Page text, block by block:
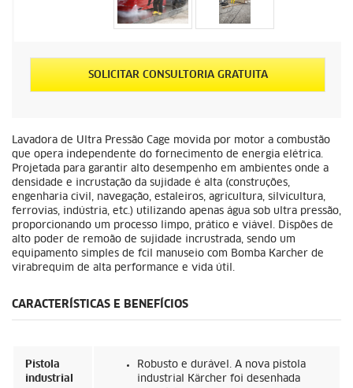
SOLICITAR CONSULTORIA GRATUITA
Lavadora de Ultra Pressão Cage movida por motor a combustão
que opera independente do fornecimento de energia elétrica.
Projetada para garantir alto desempenho em ambientes onde a
densidade e incrustação da sujidade é alta (construções,
engenharia civil, navegação, estaleiros, agricultura, silvicultura,
ferrovias, indústria, etc.) utilizando apenas água sob ultra pressão,
proporcionando um processo limpo, prático e viável. Dispões de
alto poder de remoão de sujidade incrustrada, sendo um
equipamento simples de fcil manuseio com Bomba Karcher de
virabrequim de alta performance e vida útil.
CARACTERÍSTICAS E BENEFÍCIOS
Pistola
industrial
Robusto e durável. A nova pistola
industrial Kärcher foi desenhada